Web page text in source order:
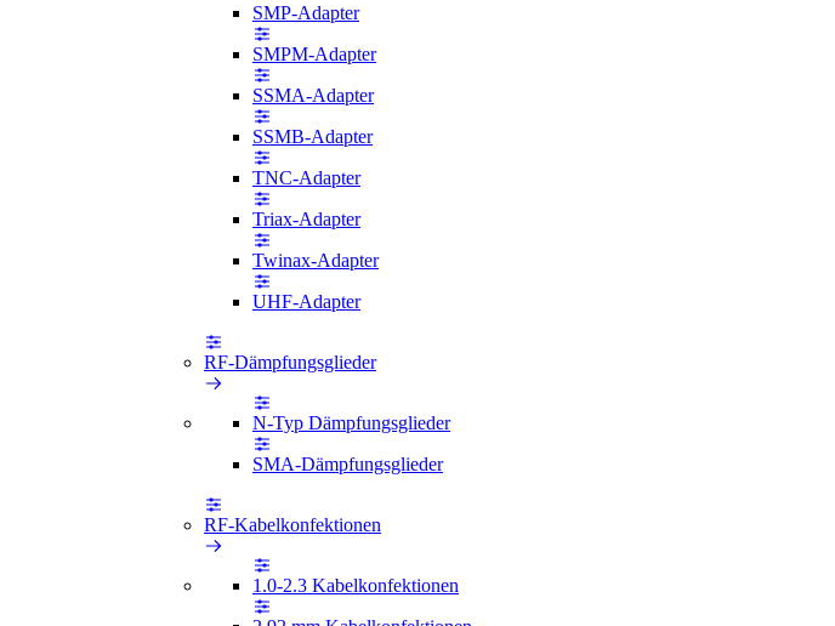
SMP-Adapter
SMPM-Adapter
SSMA-Adapter
SSMB-Adapter
TNC-Adapter
Triax-Adapter
Twinax-Adapter
UHF-Adapter
RF-Dämpfungsglieder
N-Typ Dämpfungsglieder
SMA-Dämpfungsglieder
RF-Kabelkonfektionen
1.0-2.3 Kabelkonfektionen